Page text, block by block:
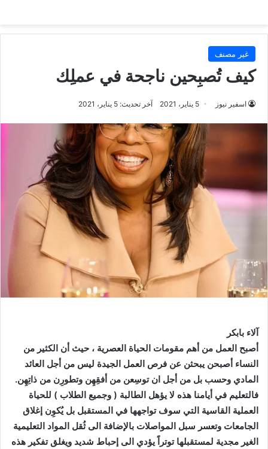
غير مصنف
كيف تُصبِحين ناجحة في عملِك
اسفير نيوز 5 يناير، 2021 آخر تحديث: 5 يناير، 2021
آلاء بابكر
أصبح العمل من أهم مقومات الحياة العصرية ، حيث أن الكثير من
النساء أصبحن يبحثن عن فرص العمل الجيدة ليس من أجل العائد
المادي وحسب بل من أجل ان توسِعن من أفقِهِن وتطورِن من ذاتِهِن.
فالتعليم في أيامنا هذه لا يؤهل الطالبة ( وجميع الطلاب ) للحياة
العملية القاسية التي سوف تواجهها في المستقبل بل يُكوِن إغلاق
الجامعات وتعسر سبل المواصلات بالإضافة الى ثُقل المواد التعليمية
الغير مجدية لمستقبلها توتراً يؤدي الى إحباط شديد ويغلق تفكير هذه